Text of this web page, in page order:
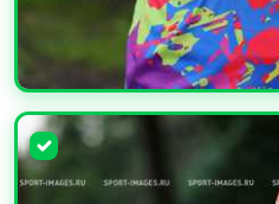
УВЕЛИЧИТЬ